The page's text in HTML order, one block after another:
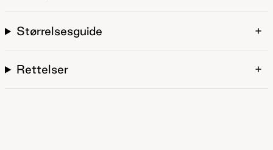
Størrelsesguide
Rettelser